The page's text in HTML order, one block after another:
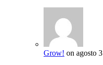
Grow! on agosto